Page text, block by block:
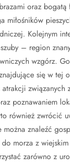
oraz
miłośników
Kolejnym
– region
wzgórz.
się w tej
związanych
poznawaniem
również zwrócić
można znaleźć
do morza z
zarówno z